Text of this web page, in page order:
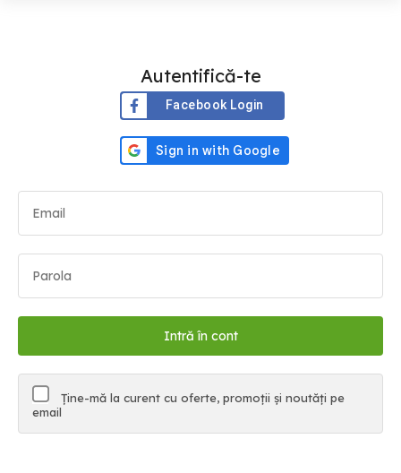
Autentifică-te
Facebook Login
Ține-mă la curent cu oferte, promoții și noutăți pe
email